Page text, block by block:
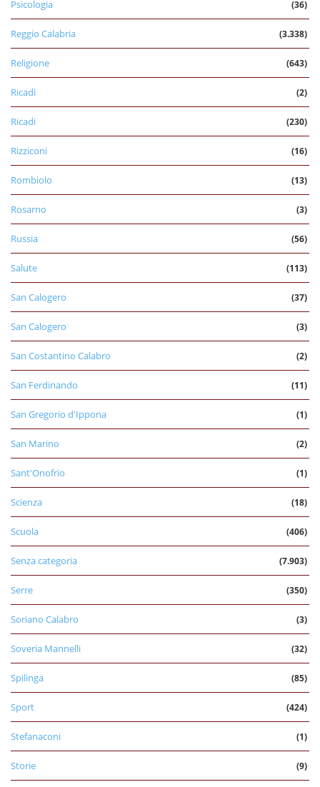
Psicologia (36)
Reggio Calabria (3.338)
Religione (643)
Ricadi (2)
Ricadi (230)
Rizziconi (16)
Rombiolo (13)
Rosarno (3)
Russia (56)
Salute (113)
San Calogero (37)
San Calogero (3)
San Costantino Calabro (2)
San Ferdinando (11)
San Gregorio d'Ippona (1)
San Marino (2)
Sant'Onofrio (1)
Scienza (18)
Scuola (406)
Senza categoria (7.903)
Serre (350)
Soriano Calabro (3)
Soveria Mannelli (32)
Spilinga (85)
Sport (424)
Stefanaconi (1)
Storie (9)